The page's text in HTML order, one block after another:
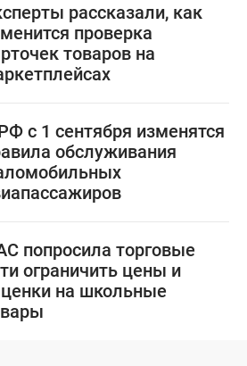
рассказали, как
проверка
товаров на
с 1 сентября изменятся
обслуживания
попросила торговые
ограничить цены и
на школьные